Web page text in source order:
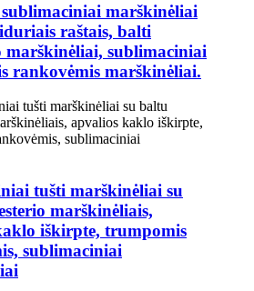
marškinėliai
raštais, balti
marškinėliai, sublimaciniai
rankovėmis marškinėliai.
tušti marškinėliai su
marškinėliais,
iškirpte, trumpomis
sublimaciniai